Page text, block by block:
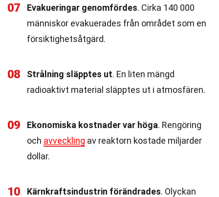
07 Evakueringar genomfördes. Cirka 140 000
människor evakuerades från området som en
försiktighetsåtgärd.
08 Strålning släpptes ut. En liten mängd
radioaktivt material släpptes ut i atmosfären.
09 Ekonomiska kostnader var höga. Rengöring
och avveckling av reaktorn kostade miljarder
dollar.
10 Kärnkraftsindustrin förändrades. Olyckan